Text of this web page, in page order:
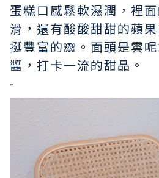
蛋糕口感鬆軟濕潤，裡
滑，還有酸酸甜甜的蘋
挺豐富的🙈。面頭是雲
醬，打卡一流的甜品。
-